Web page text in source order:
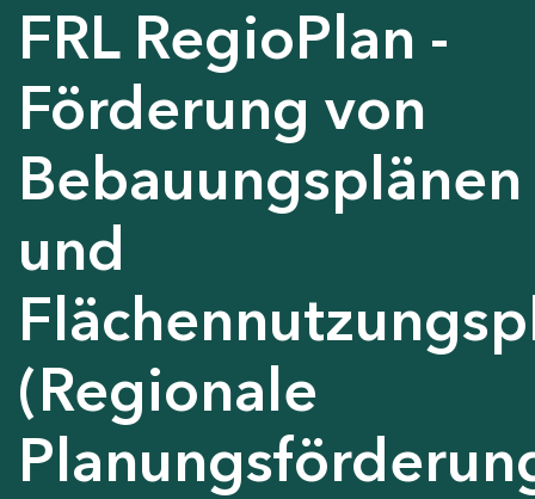
FRL RegioPlan -
Förderung von
Bebauungsplänen
und
(Regionale